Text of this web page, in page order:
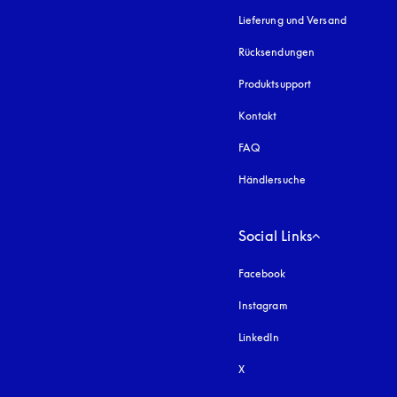
Lieferung und Versand
Rücksendungen
Produktsupport
Kontakt
FAQ
Händlersuche
Social Links
Facebook
Instagram
LinkedIn
X